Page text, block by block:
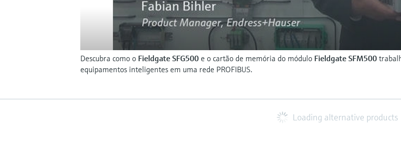
Descubra como o Fieldgate SFG500 e o cartão de memória do módulo Fieldgate SFM500
equipamentos inteligentes em uma rede PROFIBUS.
Loading alternative products